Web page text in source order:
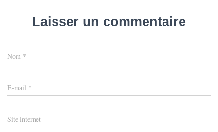
Laisser un commentaire
Nom *
E-mail *
Site internet